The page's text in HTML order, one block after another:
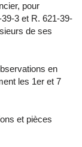
pour
3 et R. 621-39-
de ses
en
les 1er et 7
et pièces